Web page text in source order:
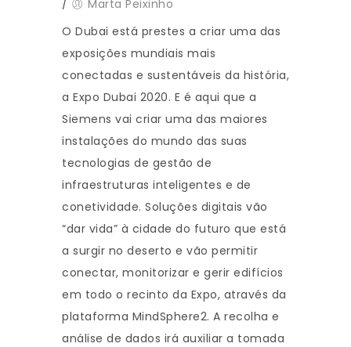
/
Marta Peixinho
O Dubai está prestes a criar uma das
exposições mundiais mais
conectadas e sustentáveis da história,
a Expo Dubai 2020. E é aqui que a
Siemens vai criar uma das maiores
instalações do mundo das suas
tecnologias de gestão de
infraestruturas inteligentes e de
conetividade. Soluções digitais vão
“dar vida” à cidade do futuro que está
a surgir no deserto e vão permitir
conectar, monitorizar e gerir edifícios
em todo o recinto da Expo, através da
plataforma MindSphere2. A recolha e
análise de dados irá auxiliar a tomada